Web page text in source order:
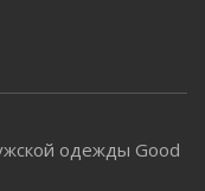
одежды Good